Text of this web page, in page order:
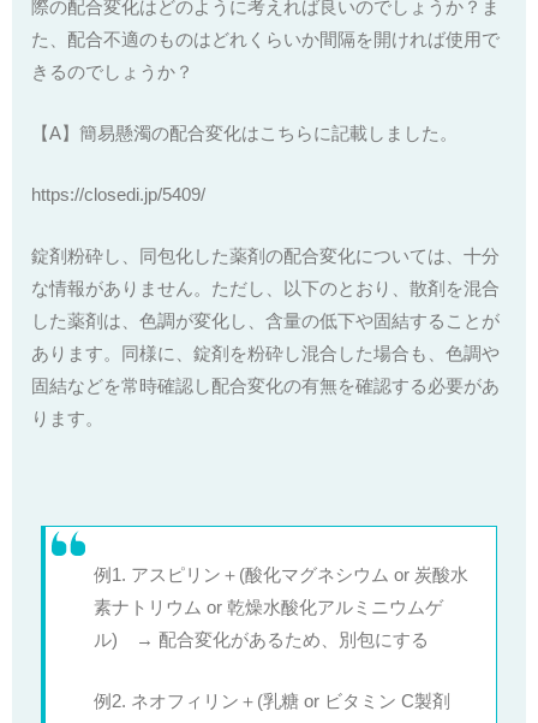
際の配合変化はどのように考えれば良いのでしょうか？ま
た、配合不適のものはどれくらいか間隔を開ければ使用で
きるのでしょうか？
【A】簡易懸濁の配合変化はこちらに記載しました。
https://closedi.jp/5409/
錠剤粉砕し、同包化した薬剤の配合変化については、十分
な情報がありません。ただし、以下のとおり、散剤を混合
した薬剤は、色調が変化し、含量の低下や固結することが
あります。同様に、錠剤を粉砕し混合した場合も、色調や
固結などを常時確認し配合変化の有無を確認する必要があ
ります。
例1. アスピリン＋(酸化マグネシウム or 炭酸水
素ナトリウム or 乾燥水酸化アルミニウムゲ
ル) → 配合変化があるため、別包にする
例2. ネオフィリン＋(乳糖 or ビタミン C製剤